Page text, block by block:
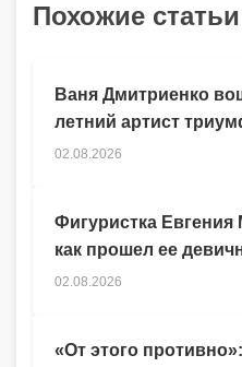
Похожие статьи
Ваня Дмитриенко
летний артист
02.08.2026
Фигуристка Евгения
как прошел ее
02.08.2026
«От этого